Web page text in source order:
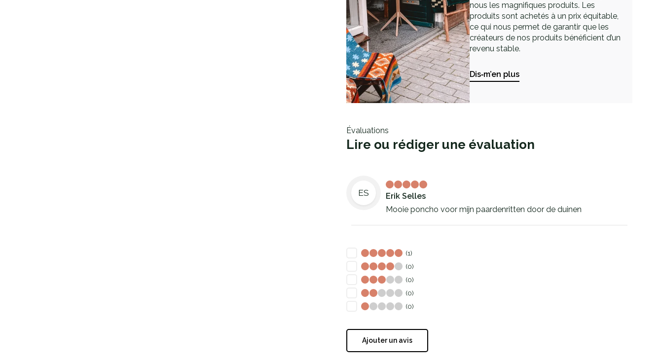
nous les magnifiques produits. Les
produits sont achetés à un prix équitable,
ce qui nous permet de garantir que les
créateurs de nos produits bénéficient d’un
revenu stable.
Dis‑m’en plus
Évaluations
Lire ou rédiger une évaluation
ES
Erik Selles
Mooie poncho voor mijn paardenritten door de duinen
(1)
(0)
(0)
(0)
(0)
Ajouter un avis